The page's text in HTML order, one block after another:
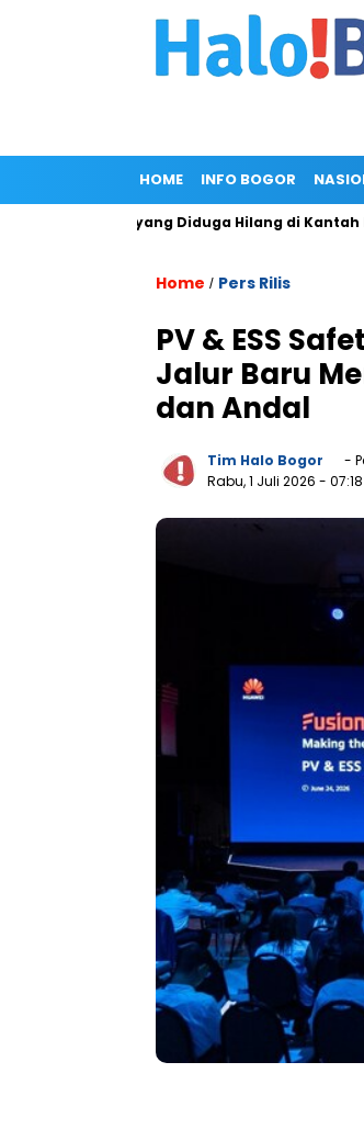
HOME INFO BOGOR
yang Diduga Hilang di Kantah
Home / Pers Rilis
PV & ESS
Jalur Baru
dan Andal
Tim Halo Bogor
-
Rabu, 1 Juli 2026 -